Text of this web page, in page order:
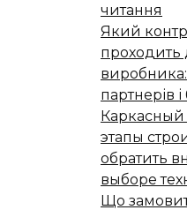
читання
Який
проходить
партнерів і
этапы
обратить
выборе
Що